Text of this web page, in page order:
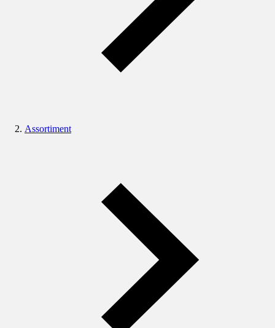
Assortiment